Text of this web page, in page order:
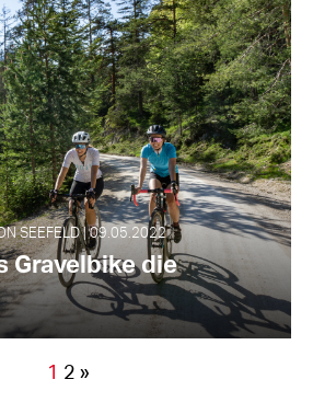
SEEFELD | 09.05.2022
Gravelbike die
1 2 »